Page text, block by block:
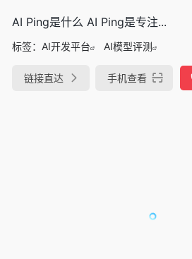
AI Ping是什么 AI Ping是专注...
标签： AI开发平台 AI模型评测
链接直达 手机查看